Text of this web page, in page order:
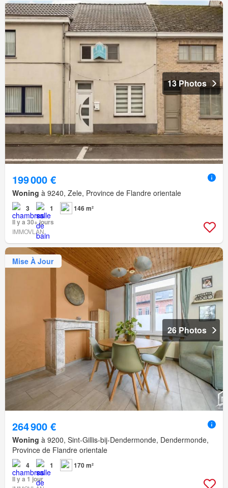
13 Photos
199 000 €
Woning à 9240, Zele, Province de Flandre orientale
3 1
146 m²
Il y a 30+ jours
IMMOVLAN
Mise À Jour
26 Photos
264 900 €
Woning à 9200, Sint-Gillis-bij-Dendermonde, Dendermonde,
Province de Flandre orientale
4 1
170 m²
Il y a 1 jour